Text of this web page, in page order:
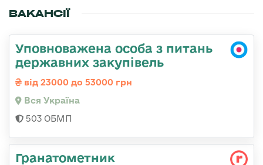
ВАКАНСІЇ
Уповноважена особа з питань
державних закупівель
від 23000 до 53000 грн
Вся Україна
503 ОБМП
Гранатометник